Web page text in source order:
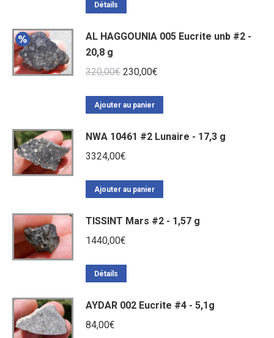
Détails
AL HAGGOUNIA 005 Eucrite unb #2 -
20,8 g
320,00€ Le
initial
320,00€.
230,00€
230,00€.
Ajouter au panier
NWA 10461 #2 Lunaire - 17,3 g
3324,00€
Ajouter au panier
TISSINT Mars #2 - 1,57 g
1440,00€
Détails
AYDAR 002 Eucrite #4 - 5,1g
84,00€